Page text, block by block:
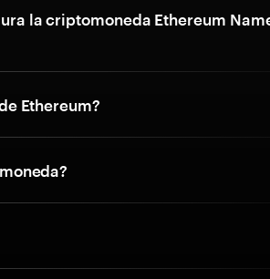
la criptomoneda Ethereum
Ethereum?